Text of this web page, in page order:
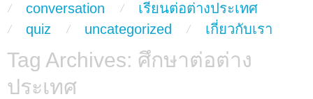
conversation
เรียนต่อต่างประเทศ
quiz
uncategorized เกี่ยวกับเรา
Tag Archives: ศึกษาต่อต่าง
ประเทศ